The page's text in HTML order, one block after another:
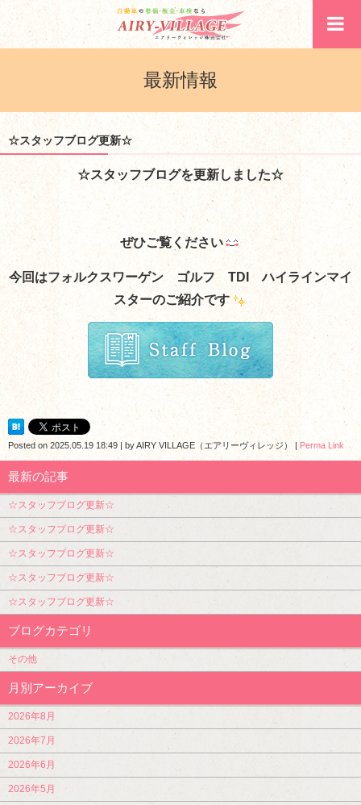
最新情報
☆スタッフブログ更新☆
☆スタッフブログを更新しました☆
ぜひご覧ください
今回はフォルクスワーゲン ゴルフ TDI ハイラインマイ
スターのご紹介です
Posted on 2025.05.19 18:49 | byAIRY VILLAGE（エアリーヴィレッジ） | Perma Link
最新の記事
☆スタッフブログ更新☆
☆スタッフブログ更新☆
☆スタッフブログ更新☆
☆スタッフブログ更新☆
☆スタッフブログ更新☆
ブログカテゴリ
その他
月別アーカイブ
2026年8月
2026年7月
2026年6月
2026年5月